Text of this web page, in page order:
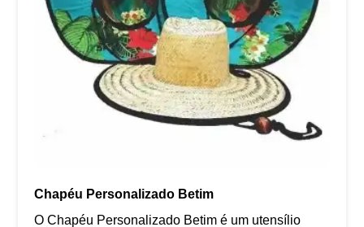
Chapéu Personalizado Betim
O Chapéu Personalizado Betim é um utensílio